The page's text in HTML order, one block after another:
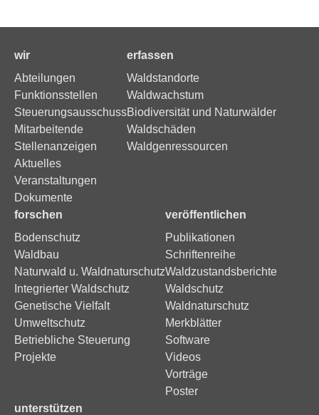
wir
Abteilungen
Funktionsstellen
Steuerungsausschuss
Mitarbeitende
Stellenanzeigen
Aktuelles
Veranstaltungen
Dokumente
erfassen
Waldstandorte
Waldwachstum
Biodiversität und Naturwälder
Waldschäden
Waldgenressourcen
forschen
Bodenschutz
Waldbau
Naturwald u. Waldnaturschutz
Integrierter Waldschutz
Genetische Vielfalt
Umweltschutz
Betriebliche Steuerung
Projekte
veröffentlichen
Publikationen
Schriftenreihe
Waldzustandsberichte
Waldschutz
Waldnaturschutz
Merkblätter
Software
Videos
Vorträge
Poster
unterstützen